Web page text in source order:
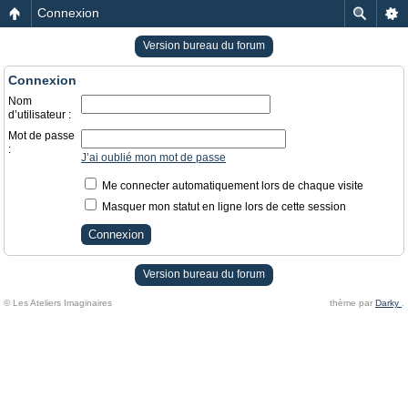
Connexion
Version bureau du forum
Connexion
Nom
d’utilisateur :
Mot de passe
:
J’ai oublié mon mot de passe
Me connecter automatiquement lors de chaque visite
Masquer mon statut en ligne lors de cette session
Version bureau du forum
© Les Ateliers Imaginaires thème par Darky